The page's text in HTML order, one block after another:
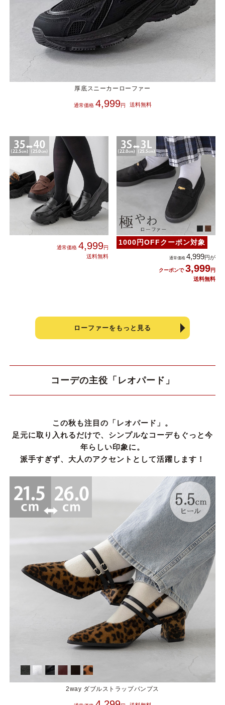
厚底スニーカーローファー
4,999
4,999 1000円OFFクーポン対象
4,999
3,999
ローファーをもっと見る
コーデの主役「レオパード」
この秋も注目の「レオパード」。
足元に取り入れるだけで、シンプルなコーデもぐっと今
年らしい印象に。
派手すぎず、大人のアクセントとして活躍します！
2way ダブルストラップパンプス